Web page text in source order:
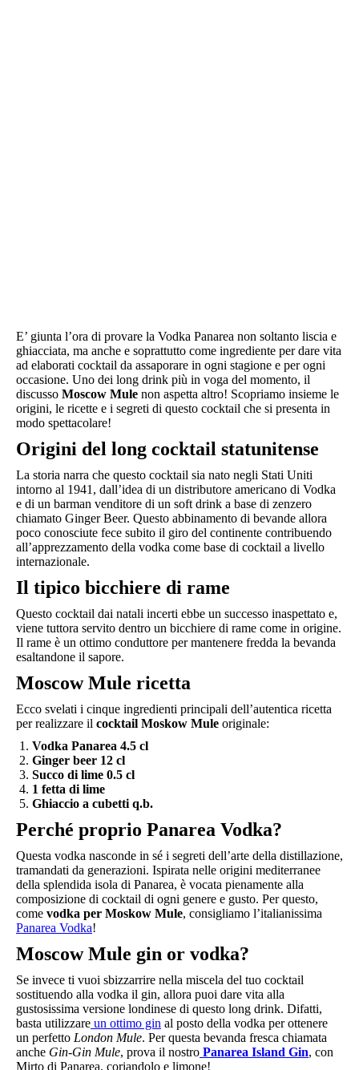
E’ giunta l’ora di provare la Vodka Panarea non soltanto liscia e
ghiacciata, ma anche e soprattutto come ingrediente per dare vita
ad elaborati cocktail da assaporare in ogni stagione e per ogni
occasione. Uno dei long drink più in voga del momento, il
discusso Moscow Mule non aspetta altro! Scopriamo insieme le
origini, le ricette e i segreti di questo cocktail che si presenta in
modo spettacolare!
Origini del long cocktail statunitense
La storia narra che questo cocktail sia nato negli Stati Uniti
intorno al 1941, dall’idea di un distributore americano di Vodka
e di un barman venditore di un soft drink a base di zenzero
chiamato Ginger Beer. Questo abbinamento di bevande allora
poco conosciute fece subito il giro del continente contribuendo
all’apprezzamento della vodka come base di cocktail a livello
internazionale.
Il tipico bicchiere di rame
Questo cocktail dai natali incerti ebbe un successo inaspettato e,
viene tuttora servito dentro un bicchiere di rame come in origine.
Il rame è un ottimo conduttore per mantenere fredda la bevanda
esaltandone il sapore.
Moscow Mule ricetta
Ecco svelati i cinque ingredienti principali dell’autentica ricetta
per realizzare il cocktail Moskow Mule originale:
Vodka Panarea 4.5 cl
Ginger beer 12 cl
Succo di lime 0.5 cl
1 fetta di lime
Ghiaccio a cubetti q.b.
Perché proprio Panarea Vodka?
Questa vodka nasconde in sé i segreti dell’arte della distillazione,
tramandati da generazioni. Ispirata nelle origini mediterranee
della splendida isola di Panarea, è vocata pienamente alla
composizione di cocktail di ogni genere e gusto. Per questo,
come vodka per Moskow Mule, consigliamo l’italianissima
Panarea Vodka!
Moscow Mule gin or vodka?
Se invece ti vuoi sbizzarrire nella miscela del tuo cocktail
sostituendo alla vodka il gin, allora puoi dare vita alla
gustosissima versione londinese di questo long drink. Difatti,
basta utilizzare un ottimo gin al posto della vodka per ottenere
un perfetto London Mule. Per questa bevanda fresca chiamata
anche Gin-Gin Mule, prova il nostro Panarea Island Gin, con
Mirto di Panarea, coriandolo e limone!